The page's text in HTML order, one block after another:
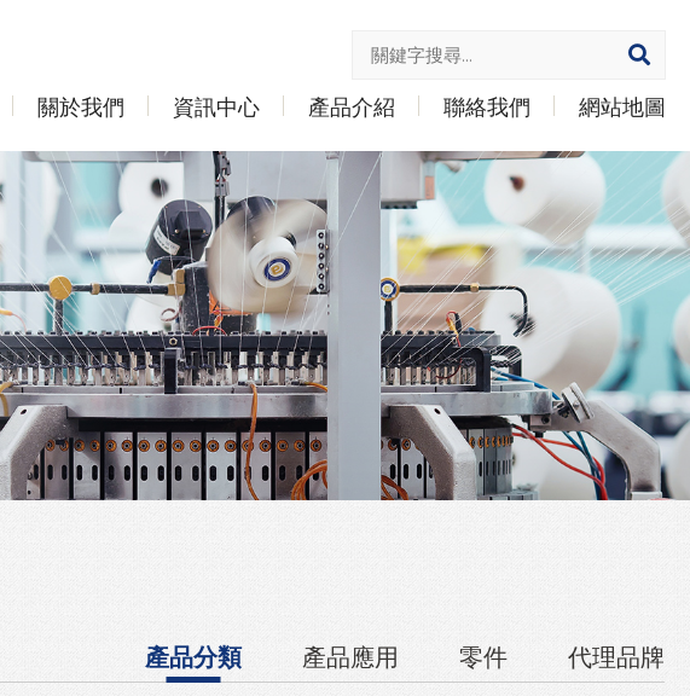
關於我們 資訊中心 產品介紹 聯絡我們 網站地圖
產品分類 產品應用 零件 代理品牌